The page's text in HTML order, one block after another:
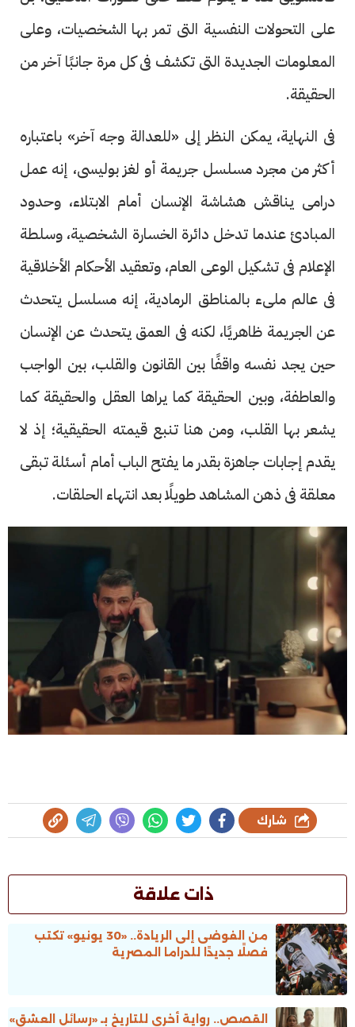
على التحولات النفسية التى تمر بها الشخصيات، وعلى
المعلومات الجديدة التى تكشف فى كل مرة جانبًا آخر من
الحقيقة.
فى النهاية، يمكن النظر إلى «للعدالة وجه آخر» باعتباره
أكثر من مجرد مسلسل جريمة أو لغز بوليسى، إنه عمل
درامى يناقش هشاشة الإنسان أمام الابتلاء، وحدود
المبادئ عندما تدخل دائرة الخسارة الشخصية، وسلطة
الإعلام فى تشكيل الوعى العام، وتعقيد الأحكام الأخلاقية
فى عالم ملىء بالمناطق الرمادية، إنه مسلسل يتحدث
عن الجريمة ظاهريًا، لكنه فى العمق يتحدث عن الإنسان
حين يجد نفسه واقفًا بين القانون والقلب، بين الواجب
والعاطفة، وبين الحقيقة كما يراها العقل والحقيقة كما
يشعر بها القلب، ومن هنا تنبع قيمته الحقيقية؛ إذ لا
يقدم إجابات جاهزة بقدر ما يفتح الباب أمام أسئلة تبقى
معلقة فى ذهن المشاهد طويلًا بعد انتهاء الحلقات.
شارك
ذات علاقة
من الفوضى إلى الريادة.. «30 يونيو» تكتب
فصلًا جديدًا للدراما المصرية
القصص.. رواية أخرى للتاريخ بـ «رسائل العشق»